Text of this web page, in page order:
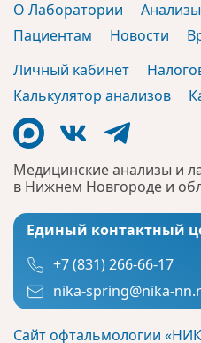
Медицинские анализы и
в Нижнем Новгороде и
Единый контактный
+7 (831) 266-66-17
nika-spring@nika-
Сайт офтальмологии
О Лаборатории
Пациентам
Новости
Личный кабинет
Калькулятор анализов